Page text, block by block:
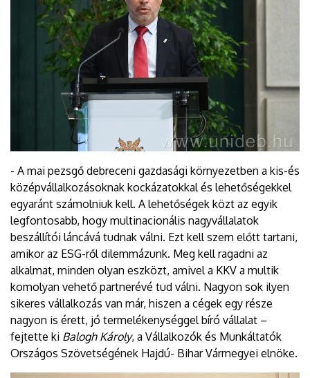
- A mai pezsgő debreceni gazdasági környezetben a kis-és
középvállalkozásoknak kockázatokkal és lehetőségekkel
egyaránt számolniuk kell. A lehetőségek közt az egyik
legfontosabb, hogy multinacionális nagyvállalatok
beszállítói láncává tudnak válni. Ezt kell szem előtt tartani,
amikor az ESG-ről dilemmázunk. Meg kell ragadni az
alkalmat, minden olyan eszközt, amivel a KKV a multik
komolyan vehető partnerévé tud válni. Nagyon sok ilyen
sikeres vállalkozás van már, hiszen a cégek egy része
nagyon is érett, jó termelékenységgel bíró vállalat –
fejtette ki Balogh Károly, a Vállalkozók és Munkáltatók
Országos Szövetségének Hajdú- Bihar Vármegyei elnöke.